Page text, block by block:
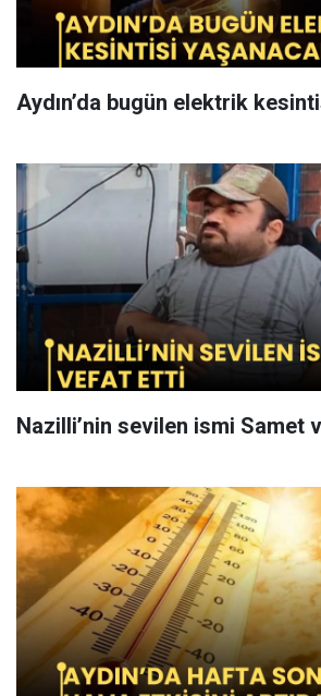
Aydın’da bugün elektrik
Nazilli’nin sevilen ismi Samet